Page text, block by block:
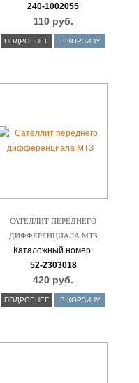
240-1002055
110 руб.
ПОДРОБНЕЕ В КОРЗИНУ
САТЕЛЛИТ ПЕРЕДНЕГО
ДИФФЕРЕНЦИАЛА МТЗ
Каталожный номер:
52-2303018
420 руб.
ПОДРОБНЕЕ В КОРЗИНУ